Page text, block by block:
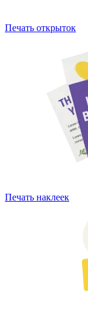
Печать открыток
Печать наклеек